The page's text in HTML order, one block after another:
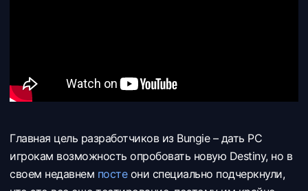
Главная цель разработчиков из Bungie – дать PC
игрокам возможность опробовать новую Destiny, но в
своем недавнем постеони специально подчеркнули,